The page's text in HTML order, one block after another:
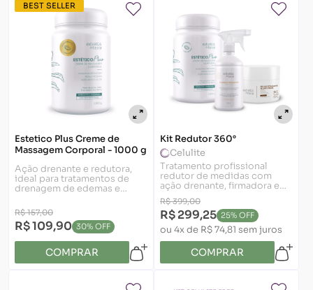
BEST SELLER
Estetico Plus Creme de
Massagem Corporal - 1000 g
Ação drenante e redutora,
ideal para tratamentos de
drenagem de edemas e
R$ 157,00
R$ 109,90 30% OFF
COMPRAR
Kit Redutor 360°
Celulite
Tratamento profissional
redutor de medidas com
ação drenante, firmadora e
lipolítica. Resultados
completos em celulite,
inchaço e remodelação
corporal.
R$ 399,00
R$ 299,25 25% OFF
ou 4x de R$ 74,81 sem juros
COMPRAR